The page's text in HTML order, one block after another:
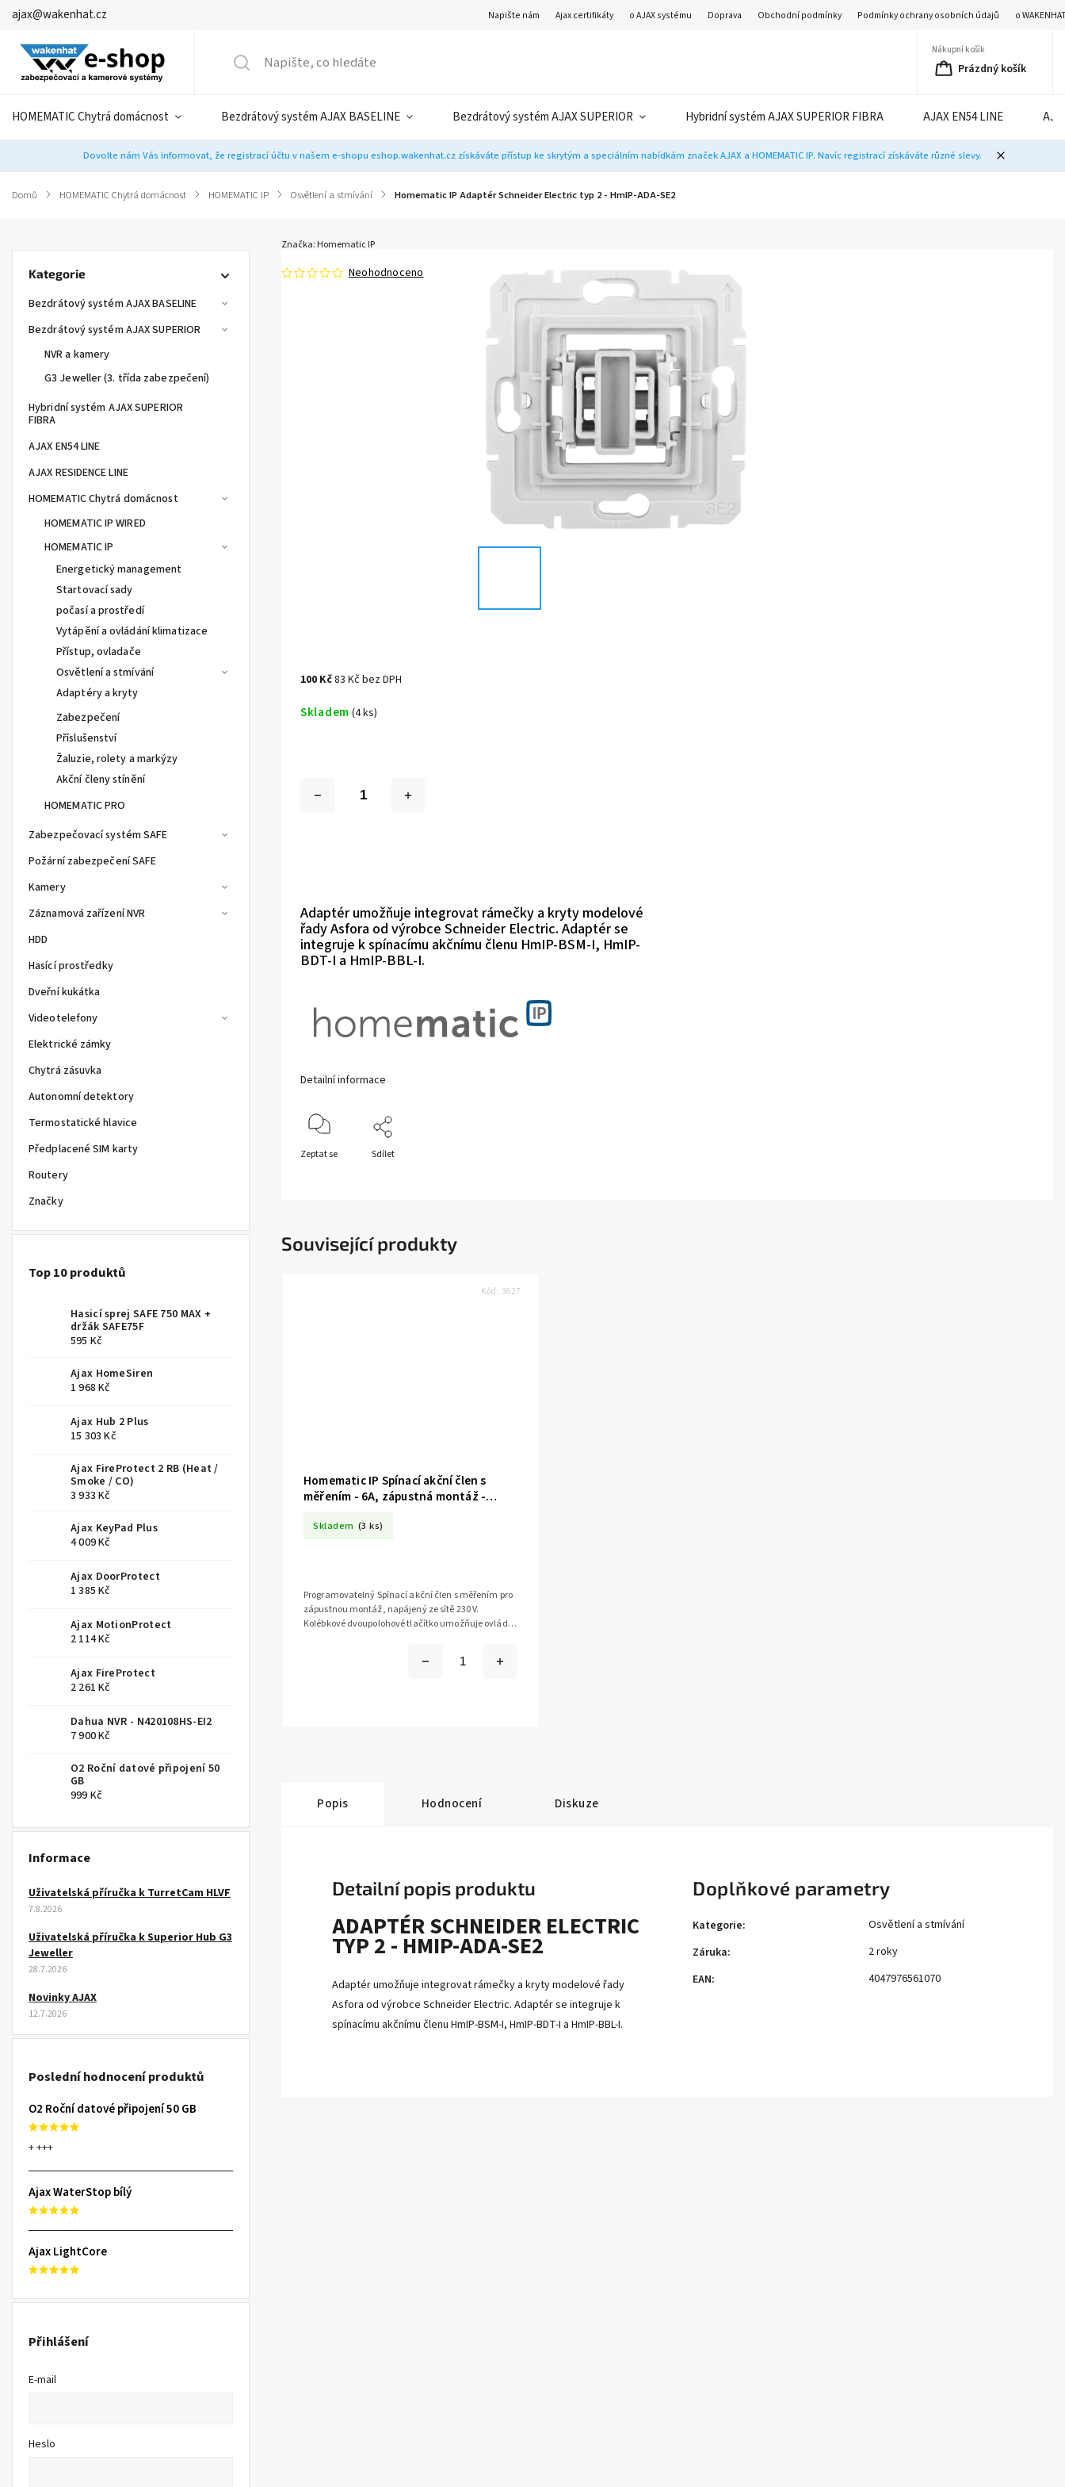
ajax@wakenhat.cz Napište nám Ajax certifikáty o AJAX systému Doprava Obchodní podmínky Podmínky ochrany osobních údajů o
Nákupní košík
Prázdný košík
HOMEMATIC Chytrá domácnost Bezdrátový systém AJAX BASELINE Bezdrátový systém AJAX SUPERIOR Hybridní systém AJAX SUPERIOR FIBRA AJAX EN54 LINE
Dovolte nám Vás informovat, že registrací účtu v našem e-shopu eshop.wakenhat.cz získáváte přístup ke skrytým a speciálním nabídkám značek AJAX a HOMEMATIC IP. Navíc registrací získáváte různé slevy.
Domů / HOMEMATIC Chytrá domácnost / HOMEMATIC IP / Osvětlení a stmívání / Homematic IP Adaptér Schneider Electric typ 2 - HmIP-ADA-SE2
Kategorie
Bezdrátový systém AJAX BASELINE
Bezdrátový systém AJAX SUPERIOR
NVR a kamery
G3 Jeweller (3. třída zabezpečení)
Hybridní systém AJAX SUPERIOR
FIBRA
AJAX EN54 LINE
AJAX RESIDENCE LINE
HOMEMATIC Chytrá domácnost
HOMEMATIC IP WIRED
HOMEMATIC IP
Energetický management
Startovací sady
počasí a prostředí
Vytápění a ovládání klimatizace
Přístup, ovladače
Osvětlení a stmívání
Adaptéry a kryty
Zabezpečení
Příslušenství
Žaluzie, rolety a markýzy
Akční členy stínění
HOMEMATIC PRO
Zabezpečovací systém SAFE
Požární zabezpečení SAFE
Kamery
Záznamová zařízení NVR
HDD
Hasící prostředky
Dveřní kukátka
Videotelefony
Elektrické zámky
Chytrá zásuvka
Autonomní detektory
Termostatické hlavice
Předplacené SIM karty
Routery
Značky
Top 10 produktů
Hasicí sprej SAFE 750 MAX +
držák SAFE75F
595 Kč
Ajax HomeSiren
1 968 Kč
Ajax Hub 2 Plus
15 303 Kč
Ajax FireProtect 2 RB (Heat /
Smoke / CO)
3 933 Kč
Ajax KeyPad Plus
4 009 Kč
Ajax DoorProtect
1 385 Kč
Ajax MotionProtect
2 114 Kč
Ajax FireProtect
2 261 Kč
Dahua NVR - N420108HS-EI2
7 900 Kč
O2 Roční datové připojení 50
GB
999 Kč
Informace
Uživatelská příručka k TurretCam HLVF
7.8.2026
Uživatelská příručka k Superior Hub G3
Jeweller
28.7.2026
Novinky AJAX
12.7.2026
Poslední hodnocení produktů
O2 Roční datové připojení 50 GB
+ +++
Ajax WaterStop bílý
Ajax LightCore
Přihlášení
E-mail
Heslo
Neohodnoceno
Značka: Homematic IP
100 Kč83 Kč bez DPH
Skladem (4 ks)
Adaptér umožňuje integrovat rámečky a kryty modelové
řady Asfora od výrobce Schneider Electric. Adaptér se
integruje k spínacímu akčnímu členu HmIP-BSM-I, HmIP-
BDT-I a HmIP-BBL-I.
Detailní informace
Zeptat se Sdílet
Související produkty
Homematic IP Spínací akční člen s
měřením - 6A, zápustná montáž -
Skladem (3 ks)
Programovatelný Spínací akční člen s měřením pro
zápustnou montáž, napájený ze sítě 230 V.
Kolébkové dvoupolohové tlačítko umožňuje ovládat
Kód: 3627
Popis Hodnocení Diskuze
Detailní popis produktu
ADAPTÉR SCHNEIDER ELECTRIC
TYP 2 - HMIP-ADA-SE2
Adaptér umožňuje integrovat rámečky a kryty modelové řady
Asfora od výrobce Schneider Electric. Adaptér se integruje k
spínacímu akčnímu členu HmIP-BSM-I, HmIP-BDT-I a HmIP-BBL-I.
Doplňkové parametry
Kategorie:
Osvětlení a stmívání
Záruka:
2 roky
EAN: 4047976561070